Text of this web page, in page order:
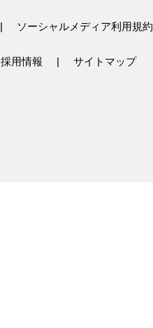
ソーシャルメディア利用規約
採用情報 サイトマップ